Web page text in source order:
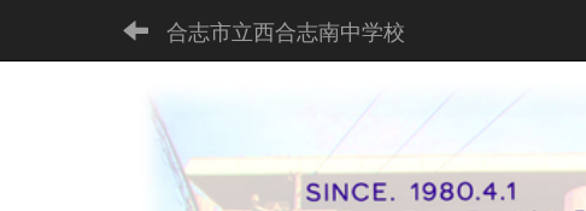
合志市立西合志南中学校